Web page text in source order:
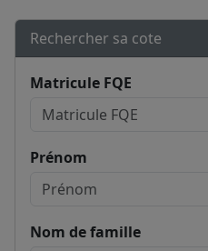
Rechercher sa cote
Matricule FQE
Prénom
Nom de famille